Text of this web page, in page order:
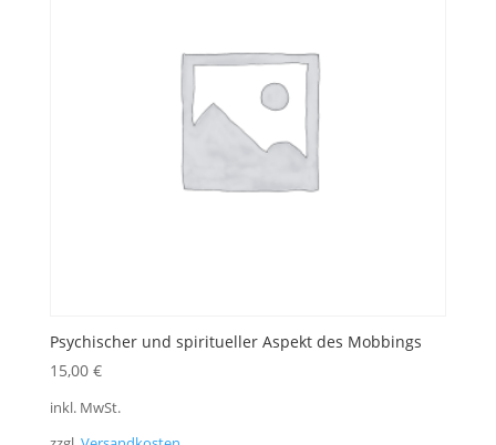
Psychischer und spiritueller Aspekt des Mobbings
15,00 €
inkl. MwSt.